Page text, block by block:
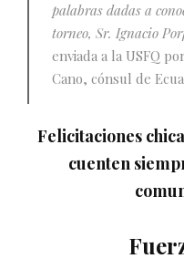
palabras dadas a
torneo, Sr. Ignacio
enviada a la USFQ
Cano, cónsul de
Felicitaciones
cuenten